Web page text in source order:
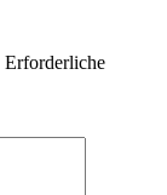
Erforderliche